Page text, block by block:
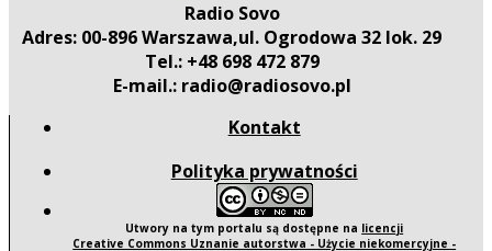
Radio Sovo
Adres: 00-896 Warszawa,ul. Ogrodowa 32 lok. 29
Tel.: +48 698 472 879
E-mail.: radio@radiosovo.pl
Kontakt
Polityka prywatności
Utwory na tym portalu są dostępne na licencji
Creative Commons Uznanie autorstwa - Użycie niekomercyjne -